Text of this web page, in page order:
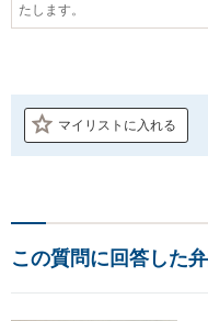
たします。
マイリストに入れる
この質問に回答した